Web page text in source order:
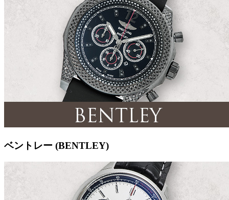
ベントレー (BENTLEY)